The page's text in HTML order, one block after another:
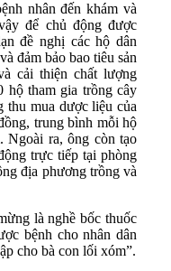
nhân đến khám và
để chủ động được
đề nghị các hộ dân
đảm bảo bao tiêu sản
cải thiện chất lượng
hộ tham gia trồng cây
thu mua dược liệu của
trung bình mỗi hộ
Ngoài ra, ông còn tạo
trực tiếp tại phòng
địa phương trồng và
là nghề bốc thuốc
bệnh cho nhân dân
cho bà con lối xóm”.